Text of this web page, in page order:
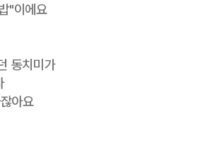
"이에요
동치미가
아요